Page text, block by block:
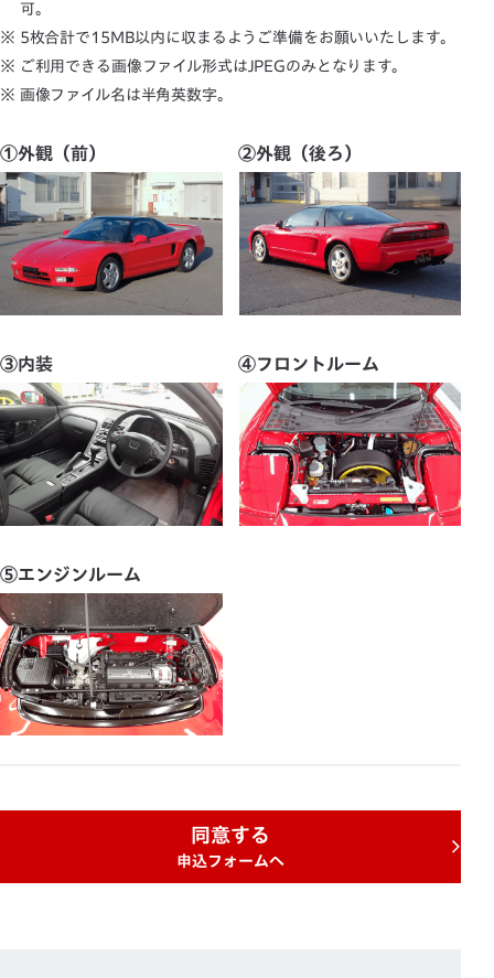
可。
※ 5枚合計で15MB以内に収まるようご準備をお願いいたします。
※ ご利用できる画像ファイル形式はJPEGのみとなります。
※ 画像ファイル名は半角英数字。
①外観（前） ②外観（後ろ）
③内装 ④フロントルーム
⑤エンジンルーム
同意する
申込フォームへ